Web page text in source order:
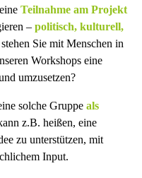
Teilnahme am Projekt
– politisch, kulturell,
Sie mit Menschen in
Workshops eine
umzusetzen?
solche Gruppe als
z.B. heißen, eine
zu unterstützen, mit
Input.